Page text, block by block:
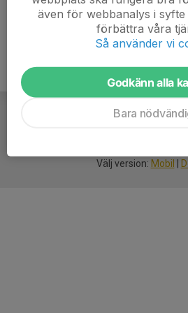
Välj version: Mobil
även för webbanalys i
förbättra våra
Så använder vi
Godkänn alla
Bara